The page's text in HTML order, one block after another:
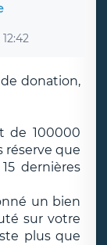
12:42
donation,
de 100000
réserve que
dernières
un bien
sur votre
plus que